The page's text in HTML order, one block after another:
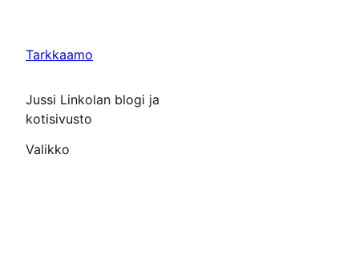
Tarkkaamo
Jussi Linkolan blogi ja
kotisivusto
Valikko